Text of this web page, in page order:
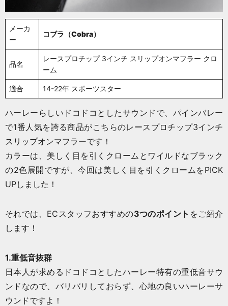
メーカ
ー
コブラ（Cobra）
品名
レースプロチップ 3インチ スリップオンマフラー クロ
ーム
適合 14-22年 スポーツスター
ハーレーらしいドコドコとしたサウンドで、パインバレー
で1番人気を誇る商品がこちらのレースプロチップ3インチ
スリップオンマフラーです！
カラーは、美しく目を引くクロームとワイルドなブラック
の2色展開ですが、今回は美しく目を引くクロームをPICK
UPしました！
それでは、ECスタッフおすすめの3つのポイント をご紹介
します！
1.重低音抜群
日本人が求めるドコドコとしたハーレー特有の重低音サウ
ンドなので、バリバリしておらず、心地の良いハーレーサ
ウンドですよ！